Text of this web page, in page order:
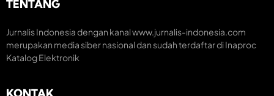
i
f
e
-
8
k
e
TENTANG
Jurnalis Indonesia dengan kanal www.jurnalis-indonesia.com
merupakan media siber nasional dan sudah terdaftar di Inaproc
Katalog Elektronik